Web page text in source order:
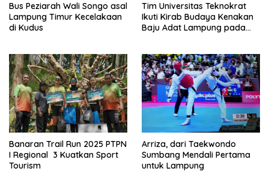
Bus Peziarah Wali Songo asal
Lampung Timur Kecelakaan
di Kudus
Tim Universitas Teknokrat
Ikuti Kirab Budaya Kenakan
Baju Adat Lampung pada
Banaran Trail Run 2025 PTPN
I Regional 3 Kuatkan Sport
Tourism
Arriza, dari Taekwondo
Sumbang Mendali Pertama
untuk Lampung